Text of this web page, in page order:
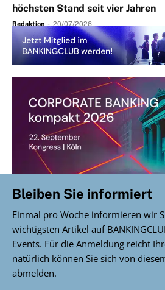
höchsten Stand seit vier Jahren
Redaktion - 20/07/2026
Bleiben Sie informiert
Einmal pro Woche informieren wir
wichtigsten Artikel auf
Events. Für die Anmeldung reicht
natürlich können Sie sich von
abmelden.